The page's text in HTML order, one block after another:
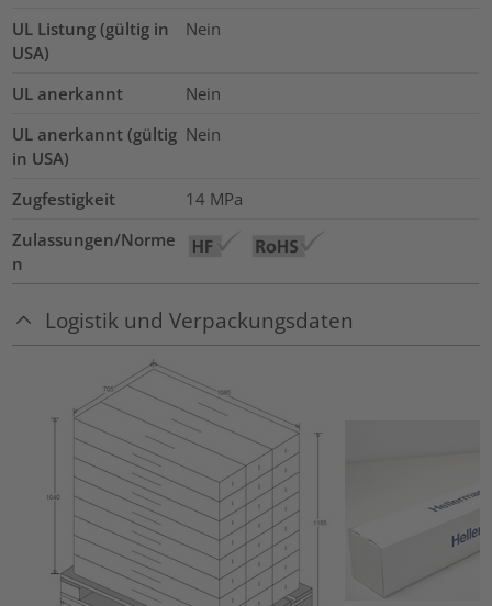
UL Listung (gültig in
USA)
Nein
UL anerkannt
Nein
UL anerkannt (gültig
in USA)
Nein
Zugfestigkeit 14 MPa
Zulassungen/Norme
n
Logistik und Verpackungsdaten